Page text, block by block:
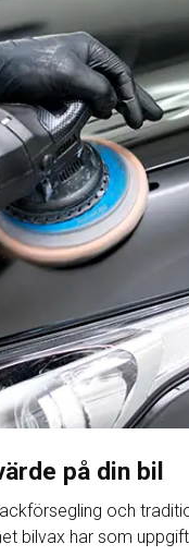
på din bil
och
bilvax har som